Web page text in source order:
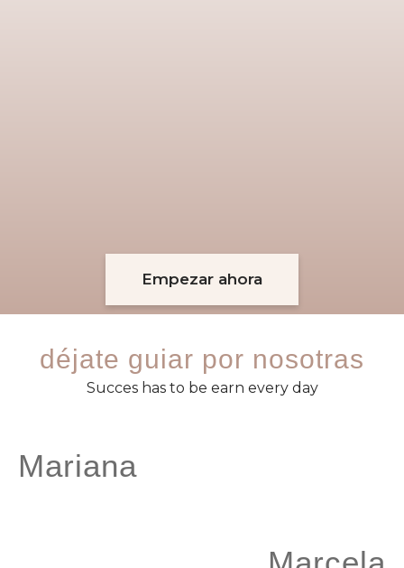
Empezar ahora
déjate guiar por nosotras
Succes has to be earn every day
Mariana